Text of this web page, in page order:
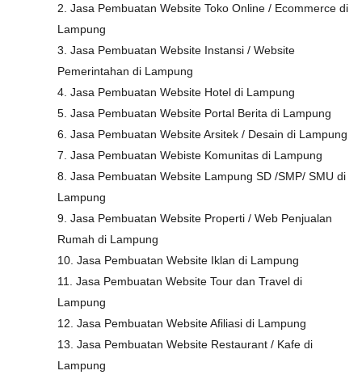
2. Jasa Pembuatan Website Toko Online / Ecommerce di
Lampung
3. Jasa Pembuatan Website Instansi / Website
Pemerintahan di Lampung
4. Jasa Pembuatan Website Hotel di Lampung
5. Jasa Pembuatan Website Portal Berita di Lampung
6. Jasa Pembuatan Website Arsitek / Desain di Lampung
7. Jasa Pembuatan Webiste Komunitas di Lampung
8. Jasa Pembuatan Website Lampung SD /SMP/ SMU di
Lampung
9. Jasa Pembuatan Website Properti / Web Penjualan
Rumah di Lampung
10. Jasa Pembuatan Website Iklan di Lampung
11. Jasa Pembuatan Website Tour dan Travel di
Lampung
12. Jasa Pembuatan Website Afiliasi di Lampung
13. Jasa Pembuatan Website Restaurant / Kafe di
Lampung